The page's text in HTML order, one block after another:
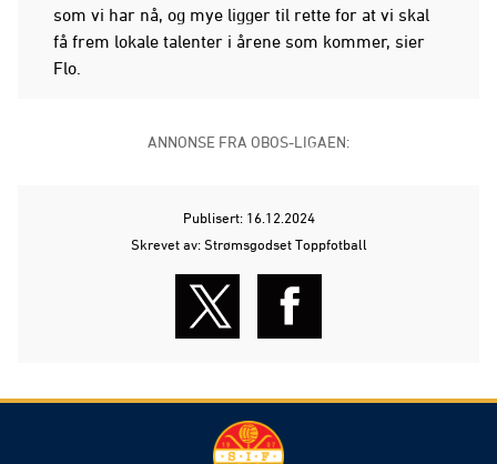
som vi har nå, og mye ligger til rette for at vi skal
få frem lokale talenter i årene som kommer, sier
Flo.
ANNONSE FRA OBOS-LIGAEN:
Publisert: 16.12.2024
Skrevet av: Strømsgodset Toppfotball